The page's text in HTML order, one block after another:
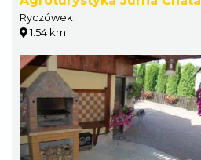
Ryczówek
1.54 km